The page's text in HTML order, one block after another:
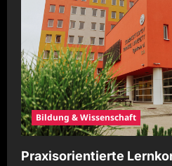
Bildung & Wissenschaft
Praxisorientierte